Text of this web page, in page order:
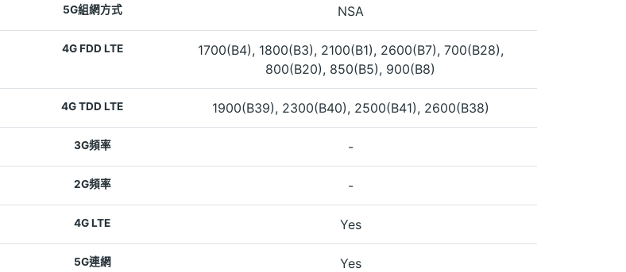
5G組網方式 NSA
4G FDD LTE
1700(B4), 1800(B3), 2100(B1), 2600(B7), 700(B28),
800(B20), 850(B5), 900(B8)
4G TDD LTE 1900(B39), 2300(B40), 2500(B41), 2600(B38)
3G頻率 -
2G頻率 -
4G LTE Yes
5G連網 Yes